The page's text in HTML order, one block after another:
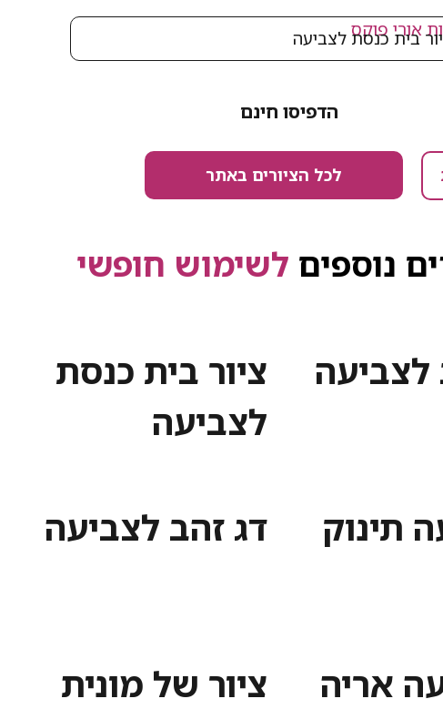
הדפיסו חינם
לכל הציורים באתר
נוספים לשימוש חופשי
לצביעה
ציור בית כנסת
לצביעה
תינוק דג זהב לצביעה
אריה ציור של מונית